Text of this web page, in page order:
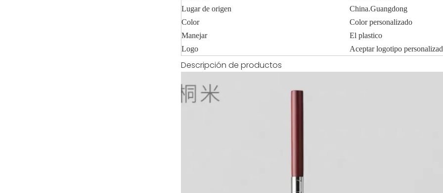
Lugar de origen
China.Guangdong
Color
Color personalizado
Manejar
El plastico
Logo
Aceptar logotipo
Descripción de productos